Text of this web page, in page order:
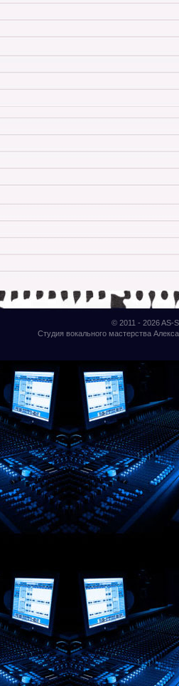
© 2011 - 2026AS-
Студия вокального мастерства